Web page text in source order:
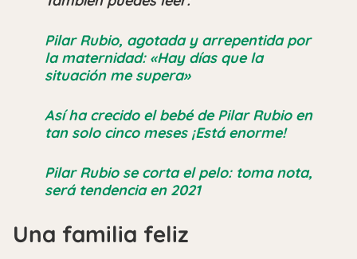
Pilar Rubio, agotada y arrepentida por
la maternidad: «Hay días que la
situación me supera»
Así ha crecido el bebé de Pilar Rubio en
tan solo cinco meses ¡Está enorme!
Pilar Rubio se corta el pelo: toma nota,
será tendencia en 2021
Una familia feliz